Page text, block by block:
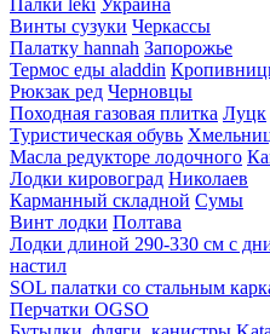
Палки leki Украина
Винты сузуки Черкассы
Палатку hannah Запорожье
Термос еды aladdin
Рюкзак ред Черновцы
Походная газовая плитка Луцк
Туристическая обувь
Масла редукторе лодочного
Лодки кировоград Николаев
Карманный складной Сумы
Винт лодки Полтава
Лодки длиной 290-330 см с
настил
SOL палатки со стальным
Перчатки OGSO